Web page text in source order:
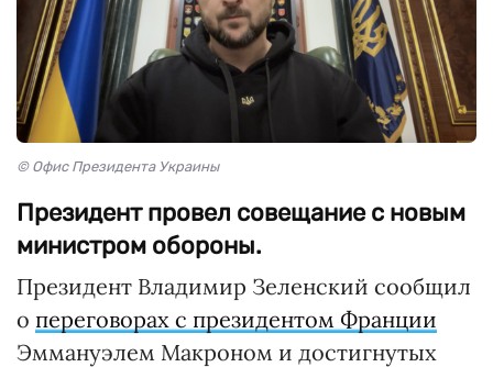
© Офис Президента Украины
Президент провел совещание с новым
министром обороны.
Президент Владимир Зеленский сообщил
о переговорах с президентом Франции
Эммануэлем Макроном и достигнутых